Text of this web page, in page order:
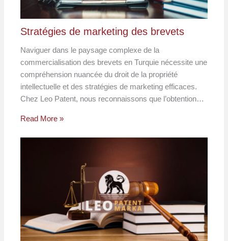
Stratégies de marketing des brevets
Naviguer dans le paysage complexe de la
commercialisation des brevets en Turquie nécessite une
compréhension nuancée du droit de la propriété
intellectuelle et des stratégies de marketing efficaces.
Chez Leo Patent, nous reconnaissons que l’obtention…
Read More »